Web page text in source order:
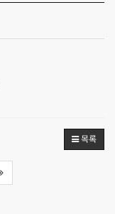
목록